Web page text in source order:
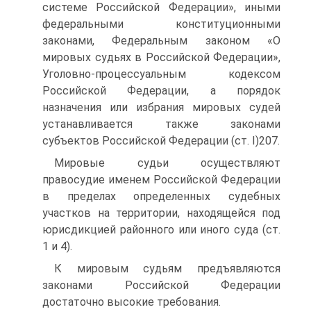
системе Российской Федерации», иными
федеральными конституционными
законами, Федеральным законом «О
мировых судьях в Российской Федерации»,
Уголовно-процессуальным кодексом
Российской Федерации, а порядок
назначения или избрания мировых судей
устанавливается также законами
субъектов Российской Федерации (ст. I)207.
Мировые судьи осуществляют
правосудие именем Российской Федерации
в пределах определенных судебных
участков на территории, находящейся под
юрисдикцией районного или иного суда (ст.
1 и 4).
К мировым судьям предъявляются
законами Российской Федерации
достаточно высокие требования.